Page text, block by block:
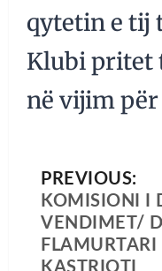
qytetin e tij
Klubi pritet
në vijim
PREVIOUS:
KOMISIONI I
VENDIMET/
FLAMURTARI